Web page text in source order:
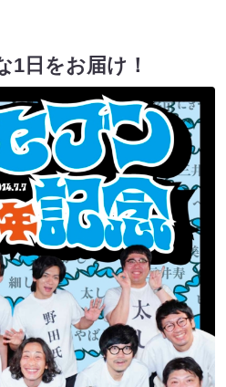
1日をお届け！